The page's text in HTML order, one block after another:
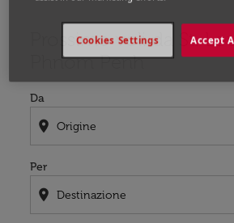
Prossimo voli da St.
Phnom Penh
Da
location_on
Per
location_on
Prova ad aggiornare il tuoAccept
Cookies Settings